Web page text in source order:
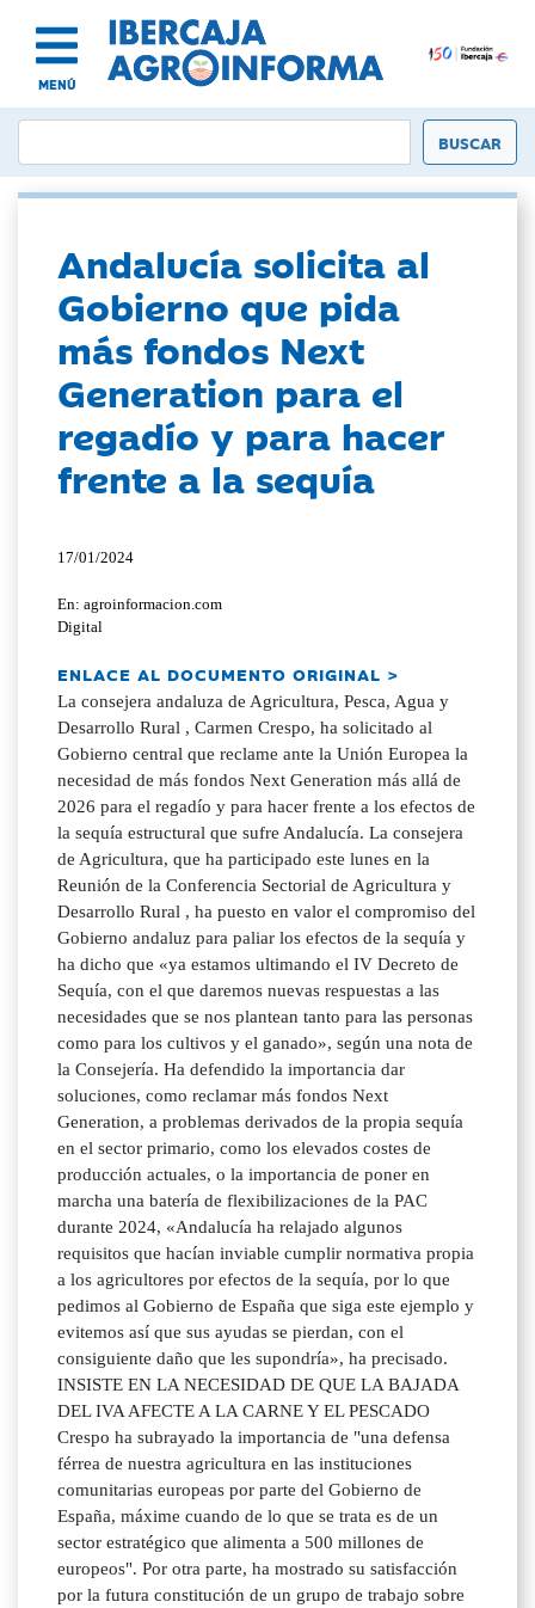
MENÚ
Andalucía solicita al
Gobierno que pida
más fondos Next
Generation para el
regadío y para hacer
frente a la sequía
17/01/2024
En: agroinformacion.com
Digital
ENLACE AL DOCUMENTO ORIGINAL >
La consejera andaluza de Agricultura, Pesca, Agua y
Desarrollo Rural , Carmen Crespo, ha solicitado al
Gobierno central que reclame ante la Unión Europea la
necesidad de más fondos Next Generation más allá de
2026 para el regadío y para hacer frente a los efectos de
la sequía estructural que sufre Andalucía. La consejera
de Agricultura, que ha participado este lunes en la
Reunión de la Conferencia Sectorial de Agricultura y
Desarrollo Rural , ha puesto en valor el compromiso del
Gobierno andaluz para paliar los efectos de la sequía y
ha dicho que «ya estamos ultimando el IV Decreto de
Sequía, con el que daremos nuevas respuestas a las
necesidades que se nos plantean tanto para las personas
como para los cultivos y el ganado», según una nota de
la Consejería. Ha defendido la importancia dar
soluciones, como reclamar más fondos Next
Generation, a problemas derivados de la propia sequía
en el sector primario, como los elevados costes de
producción actuales, o la importancia de poner en
marcha una batería de flexibilizaciones de la PAC
durante 2024, «Andalucía ha relajado algunos
requisitos que hacían inviable cumplir normativa propia
a los agricultores por efectos de la sequía, por lo que
pedimos al Gobierno de España que siga este ejemplo y
evitemos así que sus ayudas se pierdan, con el
consiguiente daño que les supondría», ha precisado.
INSISTE EN LA NECESIDAD DE QUE LA BAJADA
DEL IVA AFECTE A LA CARNE Y EL PESCADO
Crespo ha subrayado la importancia de "una defensa
férrea de nuestra agricultura en las instituciones
comunitarias europeas por parte del Gobierno de
España, máxime cuando de lo que se trata es de un
sector estratégico que alimenta a 500 millones de
europeos". Por otra parte, ha mostrado su satisfacción
por la futura constitución de un grupo de trabajo sobre